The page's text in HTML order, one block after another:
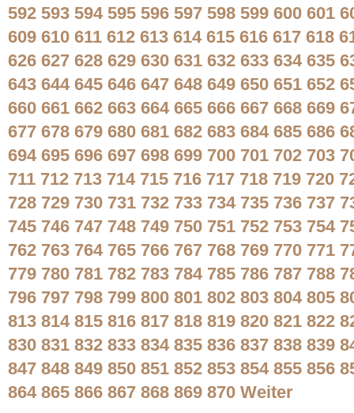
592 593 594 595 596 597 598 599 600 601
609 610 611 612 613 614 615 616 617 618
626 627 628 629 630 631 632 633 634 635
643 644 645 646 647 648 649 650 651 652
660 661 662 663 664 665 666 667 668 669
677 678 679 680 681 682 683 684 685 686
694 695 696 697 698 699 700 701 702 703
711 712 713 714 715 716 717 718 719 720
728 729 730 731 732 733 734 735 736 737
745 746 747 748 749 750 751 752 753 754
762 763 764 765 766 767 768 769 770 771
779 780 781 782 783 784 785 786 787 788
796 797 798 799 800 801 802 803 804 805
813 814 815 816 817 818 819 820 821 822
830 831 832 833 834 835 836 837 838 839
847 848 849 850 851 852 853 854 855 856
864 865 866 867 868 869 870 Weiter